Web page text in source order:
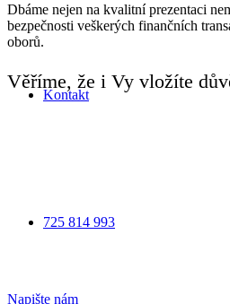
Kontakt
725 814 993
Dbáme nejen na kvalitní prezentaci
bezpečnosti veškerých finančních
oborů.
Věříme, že i Vy vložíte
Napište nám